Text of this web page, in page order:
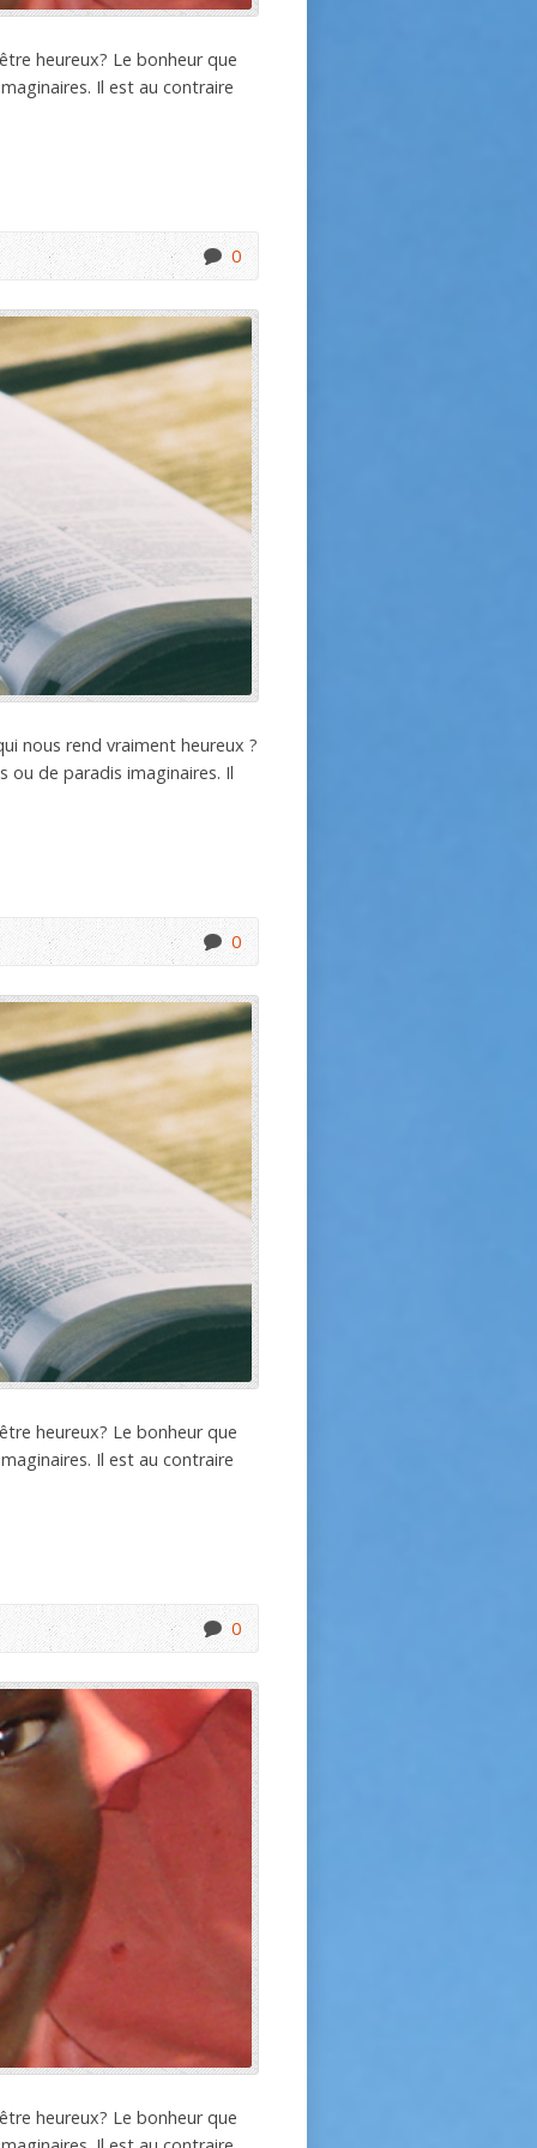
heureux? Le bonheur que
Il est au contraire
0
nous rend vraiment heureux ?
ou de paradis imaginaires. Il
0
heureux? Le bonheur que
Il est au contraire
0
heureux? Le bonheur que